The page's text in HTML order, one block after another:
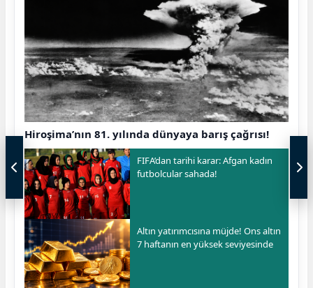
Hiroşima’nın 81. yılında dünyaya barış çağrısı!
FIFA’dan tarihi karar: Afgan kadın
futbolcular sahada!
Altın yatırımcısına müjde! Ons altın
7 haftanın en yüksek seviyesinde